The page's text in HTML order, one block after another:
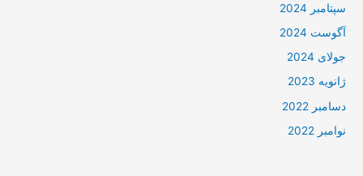
سپتامبر 2024
آگوست 2024
جولای 2024
ژانویه 2023
دسامبر 2022
نوامبر 2022